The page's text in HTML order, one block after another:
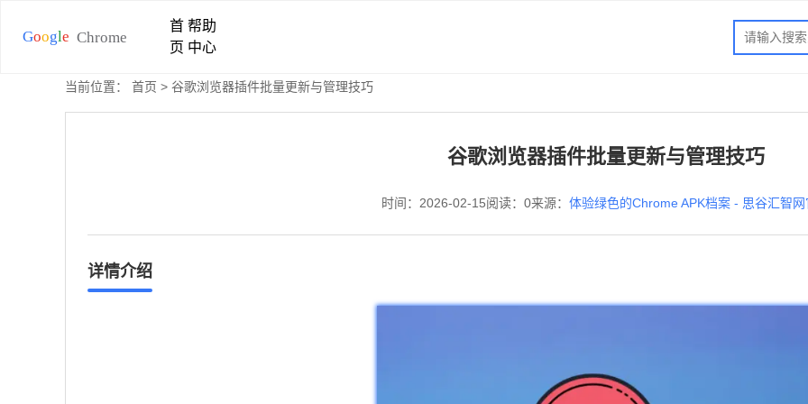
首
页
帮助
中心
当前位置： 首页 > 谷歌浏览器插件批量更新与管理技巧
谷歌浏览器插件批量更新与管理技巧
时间：2026-02-15阅读：0来源： 体验绿色的Chrome APK档案 - 思谷汇智网
详情介绍